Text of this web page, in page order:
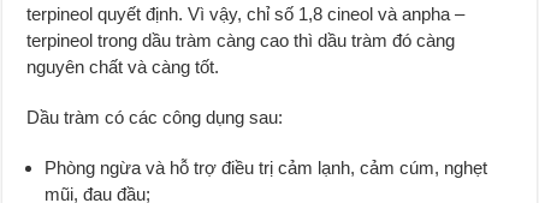
terpineol quyết định. Vì vậy, chỉ số 1,8 cineol và anpha –
terpineol trong dầu tràm càng cao thì dầu tràm đó càng
nguyên chất và càng tốt.
Dầu tràm có các công dụng sau:
Phòng ngừa và hỗ trợ điều trị cảm lạnh, cảm cúm, nghẹt
mũi, đau đầu;